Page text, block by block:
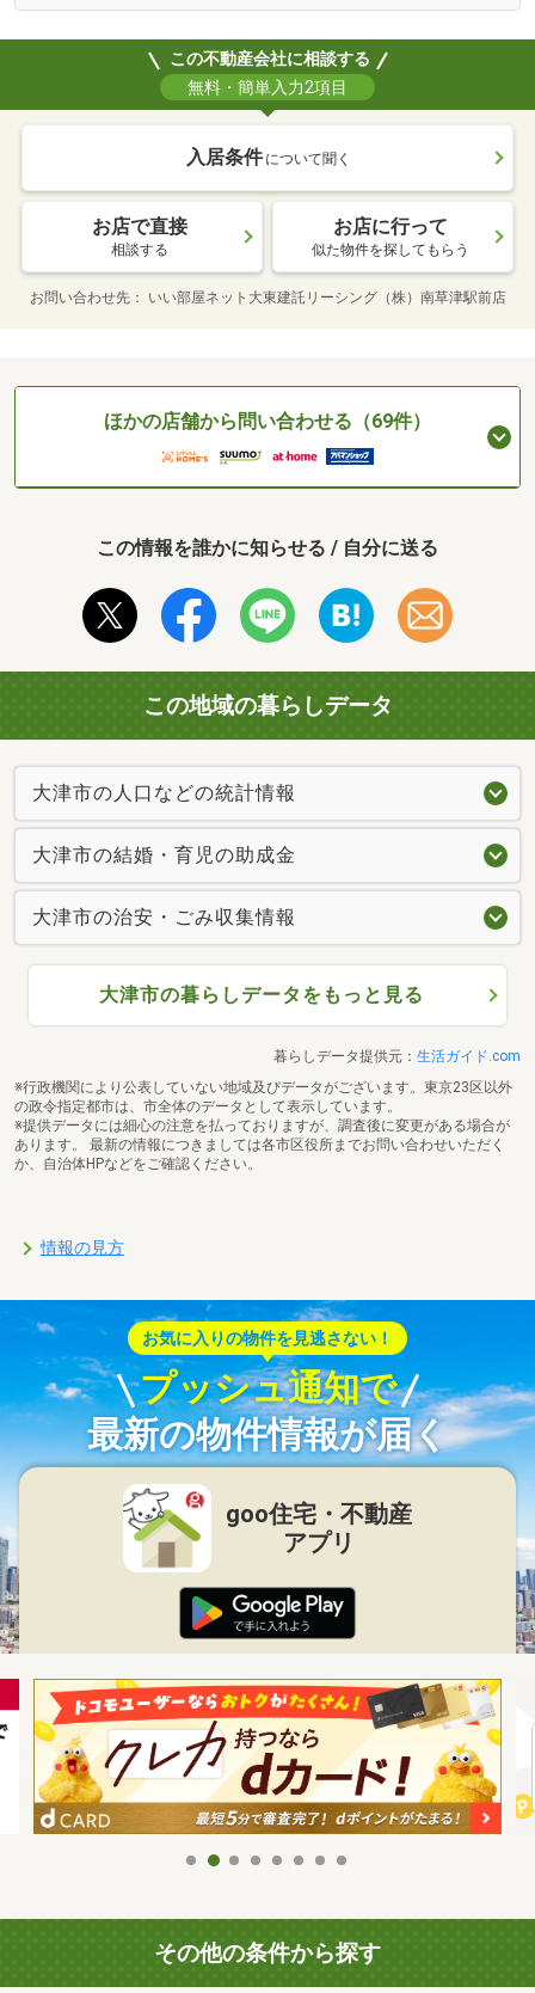
この不動産会社に相談する
無料・簡単入力2項目
入居条件 について聞く
お店で直接
相談する
お店に行って
似た物件を探してもらう
お問い合わせ先 いい部屋ネット大東建託リーシング（株）南草津駅前店
ほかの店舗から問い合わせる（69件）
この情報を誰かに知らせる / 自分に送る
この地域の暮らしデータ
大津市の人口などの統計情報
大津市の結婚・育児の助成金
大津市の治安・ごみ収集情報
大津市の暮らしデータをもっと見る
暮らしデータ提供元： 生活ガイド.com
※行政機関により公表していない地域及びデータがございます。東京23区以外
の政令指定都市は、市全体のデータとして表示しています。
※提供データには細心の注意を払っておりますが、調査後に変更がある場合が
あります。 最新の情報につきましては各市区役所までお問い合わせいただく
か、自治体HPなどをご確認ください。
情報の見方
お気に入りの物件を見逃さない！
プッシュ通知で
最新の物件情報が届く
goo住宅・不動産
アプリ
その他の条件から探す